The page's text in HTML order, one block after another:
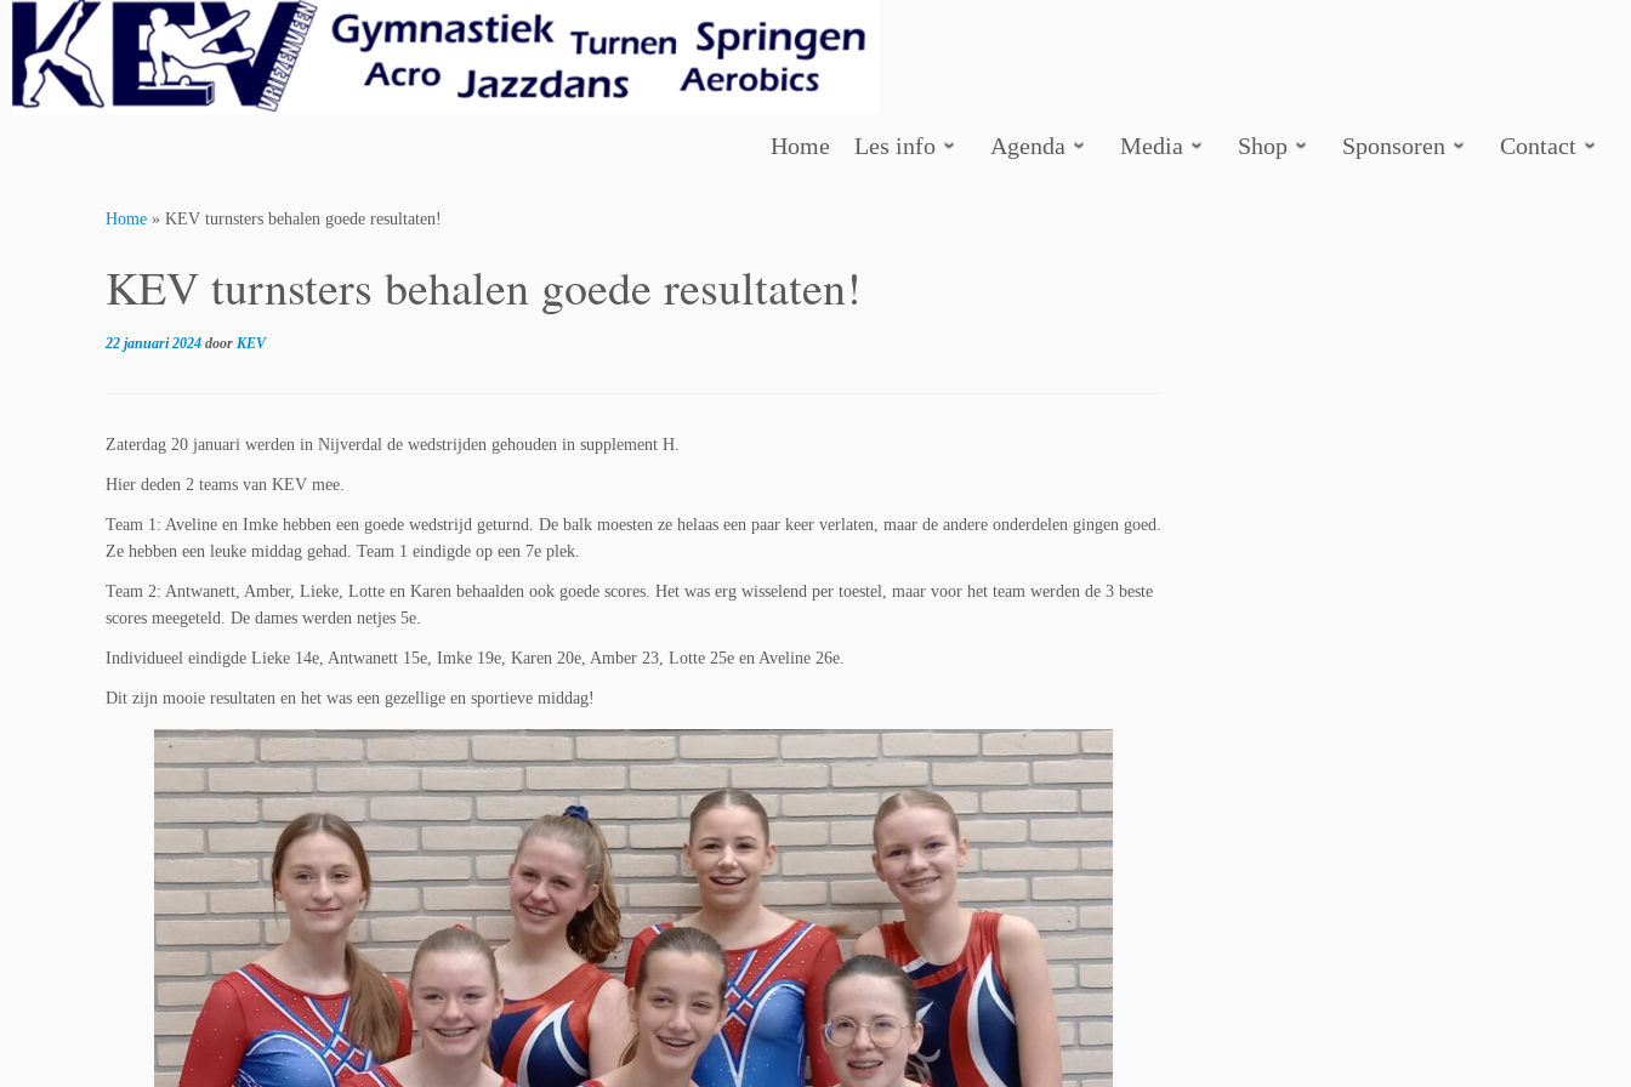
content
Home Les info Agenda Media Shop Sponsoren Contact
Home » KEV turnsters behalen goede resultaten!
KEV turnsters behalen goede resultaten!
22 januari 2024 door KEV
Zaterdag 20 januari werden in Nijverdal de wedstrijden gehouden in supplement H.
Hier deden 2 teams van KEV mee.
Team 1: Aveline en Imke hebben een goede wedstrijd geturnd. De balk moesten ze helaas een paar keer verlaten, maar de andere onderdelen gingen goed.
Ze hebben een leuke middag gehad. Team 1 eindigde op een 7e plek.
Team 2: Antwanett, Amber, Lieke, Lotte en Karen behaalden ook goede scores. Het was erg wisselend per toestel, maar voor het team werden de 3 beste
scores meegeteld. De dames werden netjes 5e.
Individueel eindigde Lieke 14e, Antwanett 15e, Imke 19e, Karen 20e, Amber 23, Lotte 25e en Aveline 26e.
Dit zijn mooie resultaten en het was een gezellige en sportieve middag!